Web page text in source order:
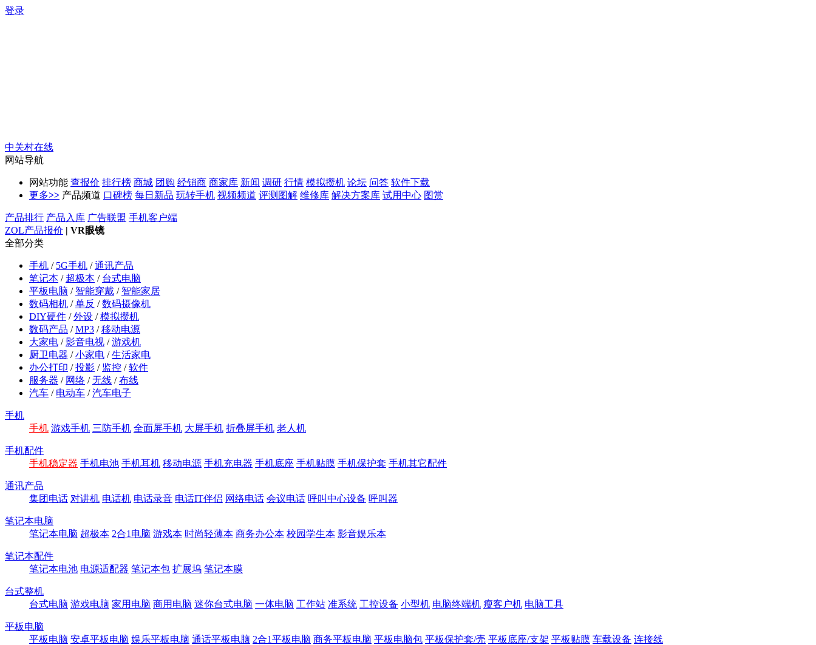
登录
中关村在线
网站导航
网站功能 查报价 排行榜 商城 团购 经销商 商家库 新闻 调研 行情 模拟攒机 论坛 问答 软件下载
更多>> 产品频道 口碑榜 每日新品 玩转手机 视频频道 评测图解 维修库 解决方案库 试用中心 图赏
产品排行 产品入库 广告联盟 手机客户端
ZOL产品报价 | VR眼镜
全部分类
手机 / 5G手机 /通讯产品
笔记本 / 超极本 / 台式电脑
平板电脑 / 智能穿戴 / 智能家居
数码相机 /单反 /数码摄像机
DIY硬件 /外设 /模拟攒机
数码产品 /MP3 /移动电源
大家电 /影音电视 /游戏机
厨卫电器 /小家电 /生活家电
办公打印 /投影 / 监控 /软件
服务器 / 网络 /无线 /布线
汽车 / 电动车 /汽车电子
手机
手机 游戏手机 三防手机 全面屏手机 大屏手机 折叠屏手机 老人机
手机配件
手机稳定器 手机电池 手机耳机 移动电源 手机充电器 手机底座 手机贴膜 手机保护套 手机其它配件
通讯产品
集团电话 对讲机 电话机 电话录音 电话IT伴侣 网络电话 会议电话 呼叫中心设备 呼叫器
笔记本电脑
笔记本电脑 超极本 2合1电脑 游戏本 时尚轻薄本 商务办公本 校园学生本 影音娱乐本
笔记本配件
笔记本电池 电源适配器 笔记本包 扩展坞 笔记本膜
台式整机
台式电脑 游戏电脑 家用电脑 商用电脑 迷你台式电脑 一体电脑 工作站 准系统 工控设备 小型机 电脑终端机 瘦客户机 电脑工具
平板电脑
平板电脑 安卓平板电脑 娱乐平板电脑 通话平板电脑 2合1平板电脑 商务平板电脑 平板电脑包 平板保护套/壳 平板底座/支架 平板贴膜 车载设备 连接线